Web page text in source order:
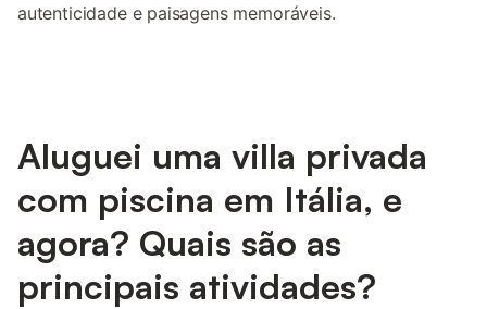
autenticidade e paisagens memoráveis.
Aluguei uma villa privada
com piscina em Itália, e
agora? Quais são as
principais atividades?